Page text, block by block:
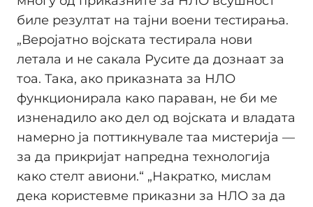
биле резултат на тајни воени тестирања.
„Веројатно војската тестирала нови
летала и не сакала Русите да дознаат за
тоа. Така, ако приказната за НЛО
функционирала како параван, не би ме
изненадило ако дел од војската и владата
намерно ја поттикнувале таа мистерија —
за да прикријат напредна технологија
како стелт авиони.“ „Накратко, мислам
дека користевме приказни за НЛО за да